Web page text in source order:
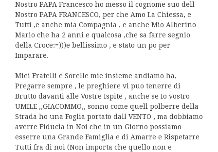
Nostro PAPA Francesco ho messo il cognome suo dell
Nostro PAPA FRANCESCO, per che Amo La Chiessa, e
Tutti ,e anche mia Compagnia , e anche Mio Alberino
Mario che ha 2 anni e qualcosa ,che sa farre segnio
della Croce:=)))e bellissimo , e stato un po per
Imparare.
Miei Fratelli e Sorelle mie insieme andiamo ha,
Pregarre sempre , le preghiere vi puo tenerre di
Brutto davanti alle Vostre Ispite , anche se Io vostro
UMILE ,,GIACOMMO,, sonno come quell polberre della
Strada ho una Foglia portato dall VENTO , ma dobbiamo
averre Fiducia in Noi che in un Giorno possiamo
esserre una Grande Famiglia e di Amarre e Rispetarre
Tutti fra di noi (Non importa che quello non e